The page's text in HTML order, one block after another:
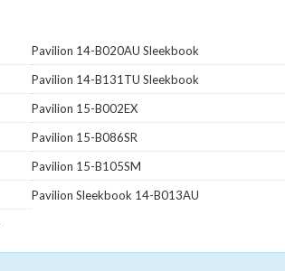
Pavilion 14-B020AU Sleekbook
Pavilion 14-B131TU Sleekbook
Pavilion 15-B002EX
Pavilion 15-B086SR
Pavilion 15-B105SM
Pavilion Sleekbook 14-B013AU